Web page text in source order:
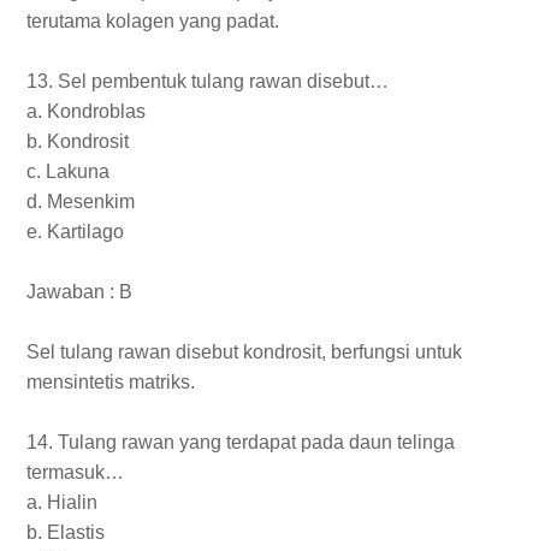
terutama kolagen yang padat.
13. Sel pembentuk tulang rawan disebut…
a. Kondroblas
b. Kondrosit
c. Lakuna
d. Mesenkim
e. Kartilago
Jawaban : B
Sel tulang rawan disebut kondrosit, berfungsi untuk
mensintetis matriks.
14. Tulang rawan yang terdapat pada daun telinga
termasuk…
a. Hialin
b. Elastis